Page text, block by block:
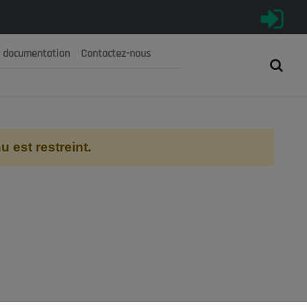
الجزائرية الديمقراطية الشعبية
documentation Contactez-nous
est restreint.